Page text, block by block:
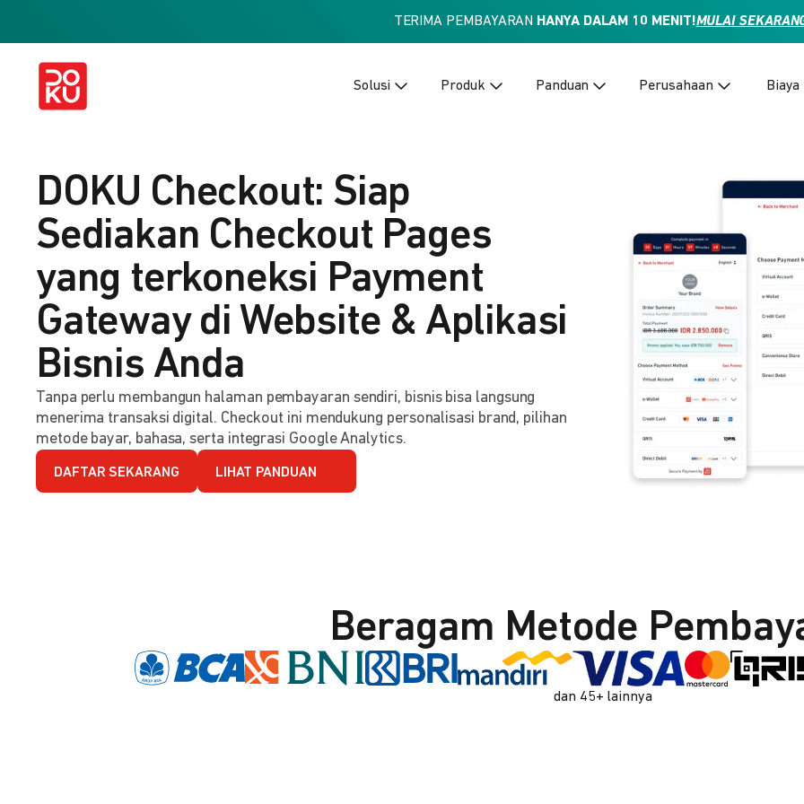
TERIMA PEMBAYARAN HANYA DALAM 10 MENIT!MULAI
Solusi Produk Panduan Perusahaan Biaya
DOKU Checkout: Siap
Sediakan Checkout Pages
yang terkoneksi Payment
Gateway di Website & Aplikasi
Bisnis Anda
Tanpa perlu membangun halaman pembayaran sendiri, bisnis bisa langsung
menerima transaksi digital. Checkout ini mendukung personalisasi brand, pilihan
metode bayar, bahasa, serta integrasi Google Analytics.
DAFTAR SEKARANG LIHAT PANDUAN
Beragam Metode
dan 45+ lainnya